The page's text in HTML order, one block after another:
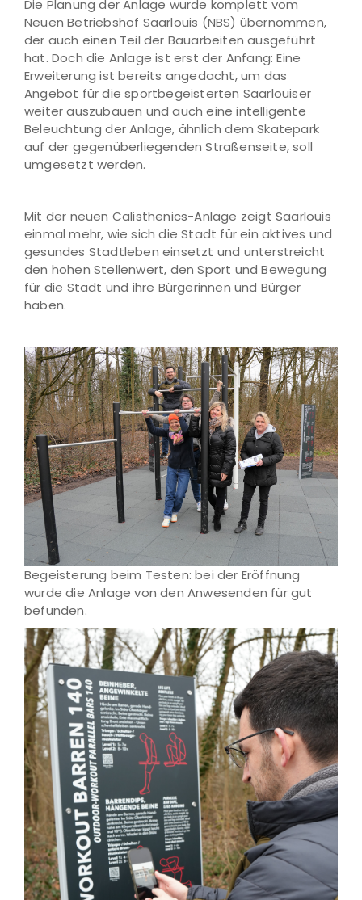
Die Planung der Anlage wurde komplett vom
Neuen Betriebshof Saarlouis (NBS) übernommen,
der auch einen Teil der Bauarbeiten ausgeführt
hat. Doch die Anlage ist erst der Anfang: Eine
Erweiterung ist bereits angedacht, um das
Angebot für die sportbegeisterten Saarlouiser
weiter auszubauen und auch eine intelligente
Beleuchtung der Anlage, ähnlich dem Skatepark
auf der gegenüberliegenden Straßenseite, soll
umgesetzt werden.
Mit der neuen Calisthenics-Anlage zeigt Saarlouis
einmal mehr, wie sich die Stadt für ein aktives und
gesundes Stadtleben einsetzt und unterstreicht
den hohen Stellenwert, den Sport und Bewegung
für die Stadt und ihre Bürgerinnen und Bürger
haben.
Begeisterung beim Testen: bei der Eröffnung
wurde die Anlage von den Anwesenden für gut
befunden.